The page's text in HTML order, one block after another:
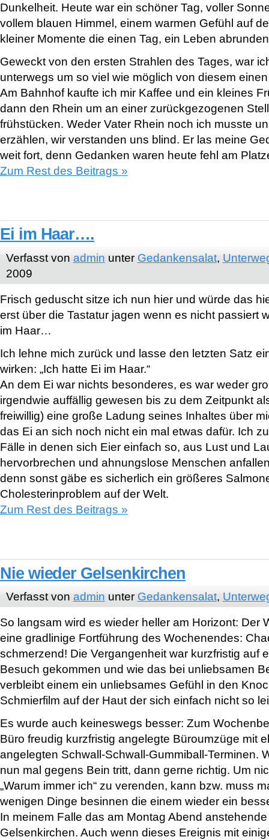
Dunkelheit. Heute war ein schöner Tag, voller
vollem blauen Himmel, einem warmen Gefühl auf
kleiner Momente die einen Tag, ein Leben
Geweckt von den ersten Strahlen des Tages, war
unterwegs um so viel wie möglich von diesem
Am Bahnhof kaufte ich mir Kaffee und ein kleines
dann den Rhein um an einer zurückgezogenen
frühstücken. Weder Vater Rhein noch ich musste
erzählen, wir verstanden uns blind. Er las meine
weit fort, denn Gedanken waren heute fehl am
Zum Rest des Beitrags »
Ei im Haar….
Verfasst von admin unter Gedankensalat,
2009
Frisch geduscht sitze ich nun hier und würde das
erst über die Tastatur jagen wenn es nicht passiert
im Haar…
Ich lehne mich zurück und lasse den letzten Satz
wirken: „Ich hatte Ei im Haar.“
An dem Ei war nichts besonderes, es war weder
irgendwie auffällig gewesen bis zu dem Zeitpunkt
freiwillig) eine große Ladung seines Inhaltes über
das Ei an sich noch nicht ein mal etwas dafür. Ich
Fälle in denen sich Eier einfach so, aus Lust und
hervorbrechen und ahnungslose Menschen
denn sonst gäbe es sicherlich ein größeres
Cholesterinproblem auf der Welt.
Zum Rest des Beitrags »
Nie wieder Gelsenkirchen
Verfasst von admin unter Gedankensalat,
So langsam wird es wieder heller am Horizont: Der
eine gradlinige Fortführung des Wochenendes:
schmerzend! Die Vergangenheit war kurzfristig auf
Besuch gekommen und wie das bei unliebsamen
verbleibt einem ein unliebsames Gefühl in den
Schmierfilm auf der Haut der sich einfach nicht so
Es wurde auch keineswegs besser: Zum
Büro freudig kurzfristig angelegte Büroumzüge mit
angelegten Schwall-Schwall-Gummiball-Terminen.
nun mal gegens Bein tritt, dann gerne richtig. Um
„Warum immer ich“ zu verenden, kann bzw. muss
wenigen Dinge besinnen die einem wieder ein
In meinem Falle das am Montag Abend
Gelsenkirchen. Auch wenn dieses Ereignis mit